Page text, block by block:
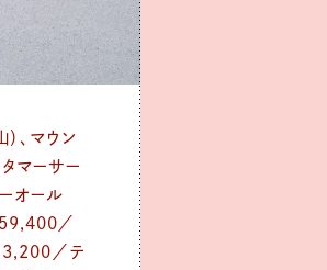
、マウン
マーサー
オール
／
／テ